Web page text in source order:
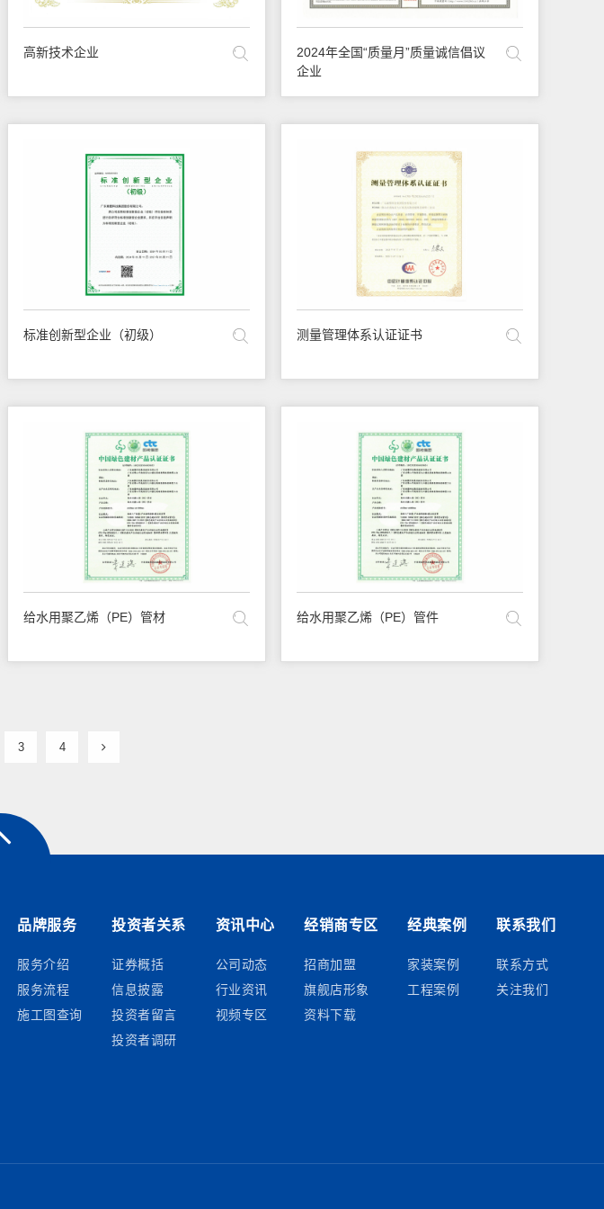
高新技术企业
2024年全国“质量月”质量诚信倡议
企业
标准创新型企业（初级） 测量管理体系认证证书
给水用聚乙烯（PE）管材 给水用聚乙烯（PE）管件
3 4
品牌服务
服务介绍
服务流程
施工图查询
投资者关系
证券概括
信息披露
投资者留言
投资者调研
资讯中心
公司动态
行业资讯
视频专区
经销商专区
招商加盟
旗舰店形象
资料下载
经典案例
家装案例
工程案例
联系我们
联系方式
关注我们